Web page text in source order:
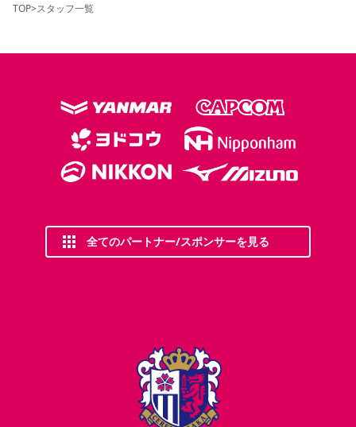
TOP>スタッフ一覧
全てのパートナー/スポンサーを見る